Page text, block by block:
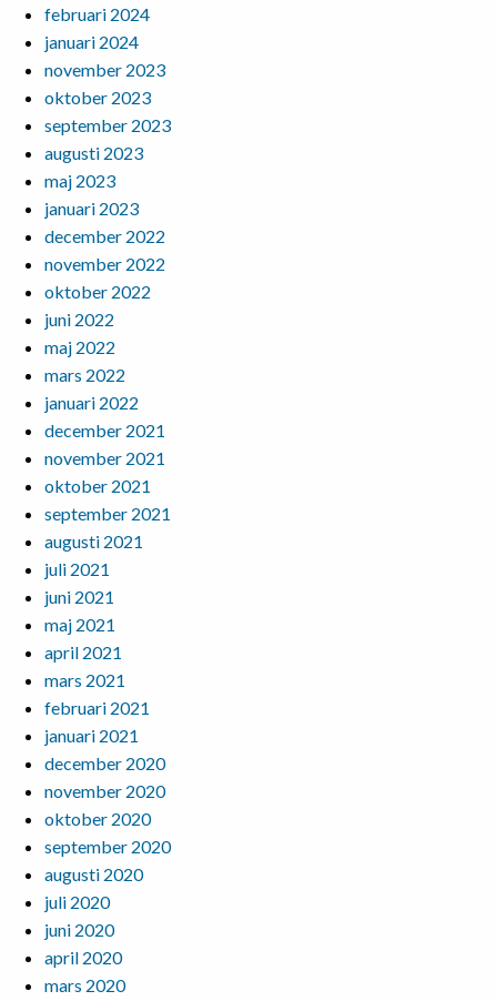
februari 2024
januari 2024
november 2023
oktober 2023
september 2023
augusti 2023
maj 2023
januari 2023
december 2022
november 2022
oktober 2022
juni 2022
maj 2022
mars 2022
januari 2022
december 2021
november 2021
oktober 2021
september 2021
augusti 2021
juli 2021
juni 2021
maj 2021
april 2021
mars 2021
februari 2021
januari 2021
december 2020
november 2020
oktober 2020
september 2020
augusti 2020
juli 2020
juni 2020
april 2020
mars 2020